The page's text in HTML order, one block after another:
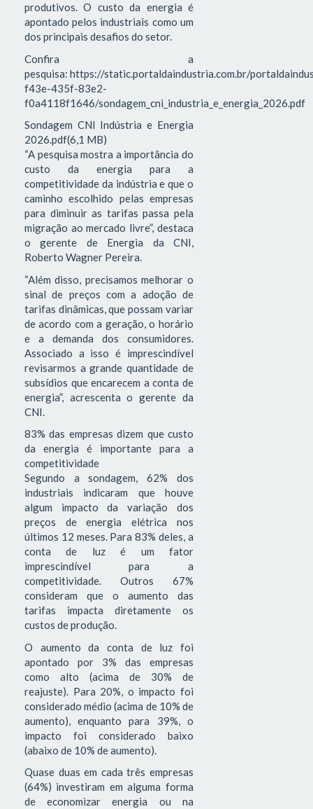
produtivos. O custo da energia é
apontado pelos industriais como um
dos principais desafios do setor.
Confira a
pesquisa: https://static.portaldaindustria.com.br/
f43e-435f-83e2-
f0a4118f1646/sondagem_cni_industria_e_energia_2026.pdf
Sondagem CNI Indústria e Energia
2026.pdf(6,1 MB)
“A pesquisa mostra a importância do
custo da energia para a
competitividade da indústria e que o
caminho escolhido pelas empresas
para diminuir as tarifas passa pela
migração ao mercado livre”, destaca
o gerente de Energia da CNI,
Roberto Wagner Pereira.
“Além disso, precisamos melhorar o
sinal de preços com a adoção de
tarifas dinâmicas, que possam variar
de acordo com a geração, o horário
e a demanda dos consumidores.
Associado a isso é imprescindível
revisarmos a grande quantidade de
subsídios que encarecem a conta de
energia”, acrescenta o gerente da
CNI.
83% das empresas dizem que custo
da energia é importante para a
competitividade
Segundo a sondagem, 62% dos
industriais indicaram que houve
algum impacto da variação dos
preços de energia elétrica nos
últimos 12 meses. Para 83% deles, a
conta de luz é um fator
imprescindível para a
competitividade. Outros 67%
consideram que o aumento das
tarifas impacta diretamente os
custos de produção.
O aumento da conta de luz foi
apontado por 3% das empresas
como alto (acima de 30% de
reajuste). Para 20%, o impacto foi
considerado médio (acima de 10% de
aumento), enquanto para 39%, o
impacto foi considerado baixo
(abaixo de 10% de aumento).
Quase duas em cada três empresas
(64%) investiram em alguma forma
de economizar energia ou na